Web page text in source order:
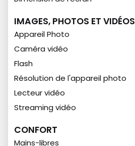
IMAGES, PHOTOS ET VIDÉOS
Appareil Photo
Caméra vidéo
Flash
Résolution de l'appareil photo
Lecteur vidéo
Streaming vidéo
CONFORT
Mains-libres